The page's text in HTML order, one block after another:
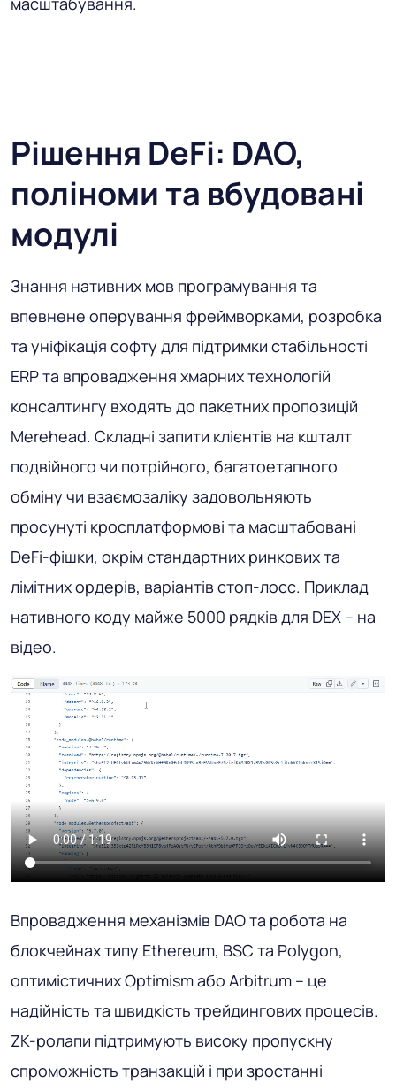
Рішення DeFi: DAO,
поліноми та вбудовані
модулі
Знання нативних мов програмування та
впевнене оперування фреймворками, розробка
та уніфікація софту для підтримки стабільності
ERP та впровадження хмарних технологій
консалтингу входять до пакетних пропозицій
Merehead. Складні запити клієнтів на кшталт
подвійного чи потрійного, багатоетапного
обміну чи взаємозаліку задовольняють
просунуті кросплатформові та масштабовані
DeFi-фішки, окрім стандартних ринкових та
лімітних ордерів, варіантів стоп-лосс. Приклад
нативного коду майже 5000 рядків для DEX – на
відео.
Впровадження механізмів DAO та робота на
блокчейнах типу Ethereum, BSC та Polygon,
оптимістичних Optimism або Arbitrum – це
надійність та швидкість трейдингових процесів.
ZK-ролапи підтримують високу пропускну
спроможність транзакцій і при зростанні